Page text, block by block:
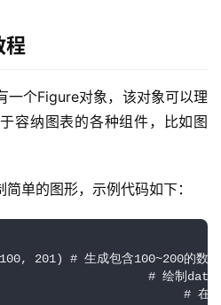
程
个Figure对象，该对象可以理
容纳图表的各种组件，比如图
单的图形，示例代码如下：
201) # 生成包含100~200的数组
# 绘制
# 在本机